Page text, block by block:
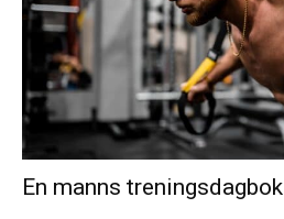
En manns treningsdagbok